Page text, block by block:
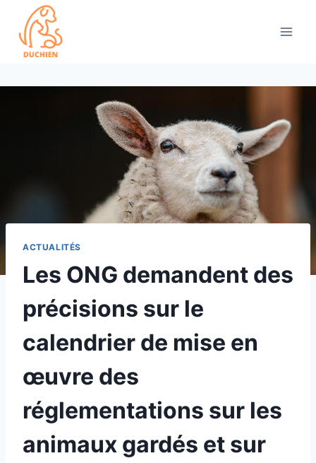
content
ACTUALITÉS
Les ONG demandent des
précisions sur le
calendrier de mise en
œuvre des
réglementations sur les
animaux gardés et sur